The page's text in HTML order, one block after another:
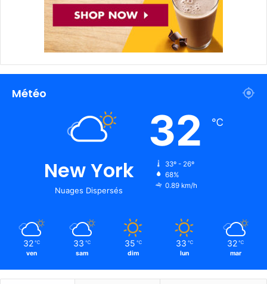
Météo
New York
Nuages Dispersés
32 ℃
33º - 26º
68%
0.89 km/h
32 ℃
ven
33 ℃
sam
35 ℃
dim
33 ℃
lun
32 ℃
mar